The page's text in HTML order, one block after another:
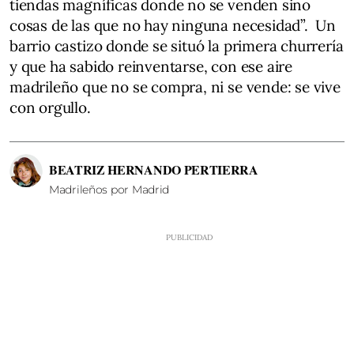
tiendas magníficas donde no se venden sino
cosas de las que no hay ninguna necesidad”. Un
barrio castizo donde se situó la primera churrería
y que ha sabido reinventarse, con ese aire
madrileño que no se compra, ni se vende: se vive
con orgullo.
BEATRIZ HERNANDO PERTIERRA
Madrileños por Madrid